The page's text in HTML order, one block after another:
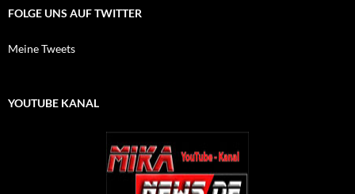
FOLGE UNS AUF TWITTER
Meine Tweets
YOUTUBE KANAL